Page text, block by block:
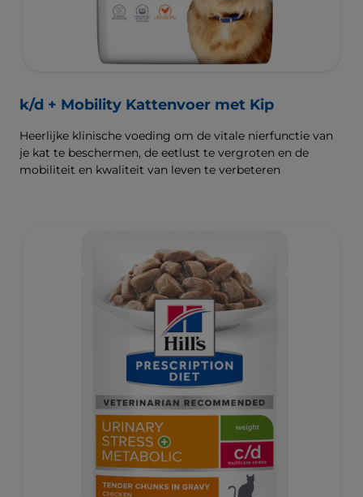
k/d + Mobility Kattenvoer met Kip
Heerlijke klinische voeding om de vitale nierfunctie van
je kat te beschermen, de eetlust te vergroten en de
mobiliteit en kwaliteit van leven te verbeteren